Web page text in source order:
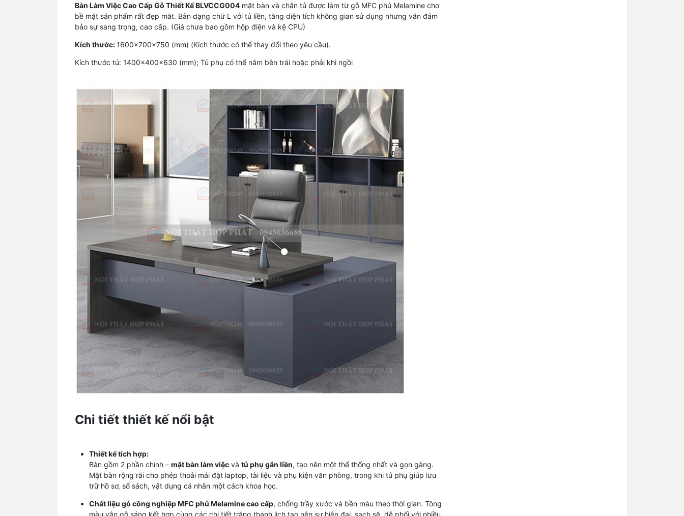
Bàn Làm Việc Cao Cấp Gỗ Thiết Kế BLVCCG004mặt bàn và chân tủ được làm từ gỗ MFC phủ Melamine cho
bề mặt sản phẩm rất đẹp mắt. Bàn dạng chữ L với tủ liền, tăng diện tích không gian sử dụng nhưng vẫn đảm
bảo sự sang trọng, cao cấp. (Giá chưa bao gồm hộp điện và kệ CPU)
Kích thước:1600x700x750 (mm) (Kích thước có thể thay đổi theo yêu cầu).
Kích thước tủ: 1400x400x630 (mm); Tủ phụ có thể nằm bên trái hoặc phải khi ngồi
Chi tiết thiết kế nổi bật
Thiết kế tích hợp:
Bàn gồm 2 phần chính – mặt bàn làm việcvà tủ phụ gắn liền, tạo nên một thể thống nhất và gọn gàng.
Mặt bàn rộng rãi cho phép thoải mái đặt laptop, tài liệu và phụ kiện văn phòng, trong khi tủ phụ giúp lưu
trữ hồ sơ, sổ sách, vật dụng cá nhân một cách khoa học.
Chất liệu gỗ công nghiệp MFC phủ Melamine cao cấp, chống trầy xước và bền màu theo thời gian. Tông
màu vân gỗ sáng kết hợp cùng các chi tiết trắng thanh lịch tạo nên sự hiện đại, sạch sẽ, dễ phối với nhiều